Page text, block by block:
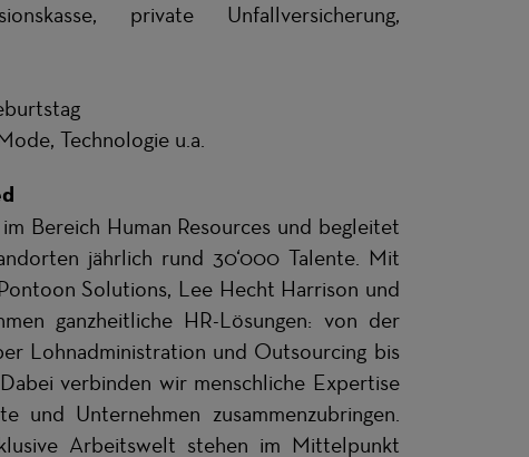
private Unfallversicherung,
Technologie u.a.
Bereich Human Resources und begleitet
jährlich rund 30‘000 Talente. Mit
Solutions, Lee Hecht Harrison und
ganzheitliche HR-Lösungen: von der
Lohnadministration und Outsourcing bis
verbinden wir menschliche Expertise
und Unternehmen zusammenzubringen.
Arbeitswelt stehen im Mittelpunkt